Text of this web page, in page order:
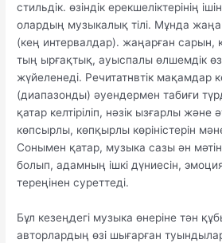
стильдік. өзіндік ерекшеліктерінің
олардың музыкалық тілі. Мұнда
(кең интервалдар). жаңарған сарын,
тың ырғақтық, ауыспалы өлшемдік
жүйеленеді. Речитатнвтік мақамдар
(диапазонды) әуендермен табиғи
қатар келтіріліп, нәзік ызғарлы және
көпсырлы, көпқырлы көріністерін
Сонымен қатар, музыка сазы ән
болып, адамның ішкі дүниесін,
тереңінен суреттеді.
Бұл кезеңдегі музыка өнеріне тән
авторлардың өзі шығарған